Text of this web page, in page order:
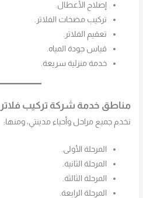
إصلاح الأعطال.
تركيب مضخات الفلاتر.
تعقيم الفلاتر.
قياس جودة المياه.
خدمة منزلية سريعة.
مناطق خدمة شركة تركيب فلاتر
نخدم جميع مراحل وأحياء مدينتي، ومنها:
المرحلة الأولى.
المرحلة الثانية.
المرحلة الثالثة.
المرحلة الرابعة.